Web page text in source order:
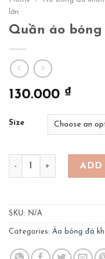
lớn
Quần áo bóng
130.000 ₫
Size
Quần áo bóng đá
ADD
SKU: N/A
Categories: Áo bóng đá